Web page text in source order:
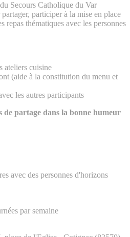
Secours Catholique du Var
participer à la mise en place
repas thématiques avec les personnes
ateliers cuisine
(aide à la constitution du menu et
les autres participants
de partage dans la bonne humeur
avec des personnes d'horizons
par semaine